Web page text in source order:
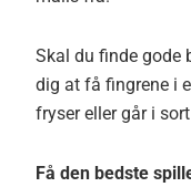
Skal du finde gode
dig at få fingrene i
fryser eller går i
Få den bedste